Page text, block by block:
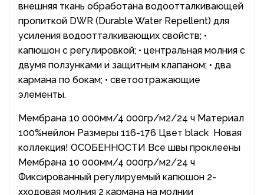
внешняя ткань обработана водоотталкивающей
пропиткой DWR (Durable Water Repellent) для
усиления водоотталкивающих свойств; •
капюшон с регулировкой; • центральная молния с
двумя ползунками и защитным клапаном; • два
кармана по бокам; • светоотражающие
элементы.
Мембрана 10 000мм/4 000гр/м2/24 ч Материал
100%нейлон Размеры 116-176 Цвет black Новая
коллекция! ОСОБЕННОСТИ Все швы проклеены
Мембрана 10 000мм/4 000гр/м2/24 ч
Фиксированный регулируемый капюшон 2-
хходовая молния 2 кармана на молнии